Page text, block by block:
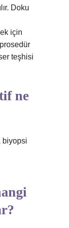
Doku
için
teşhisi
ne
biyopsi